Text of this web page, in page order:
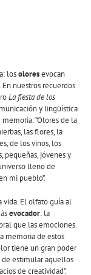
losoloresevocan
nuestros recuerdos
La fiesta de los
y lingüística
“Olores de la
las flores, la
de los vinos, los
pequeñas, jóvenes y
lleno de
mi pueblo”.
vida. El olfato guía al
evocador: la
que las emociones.
memoria de estos
tiene un gran poder
de estimular aquellos
de creatividad”.